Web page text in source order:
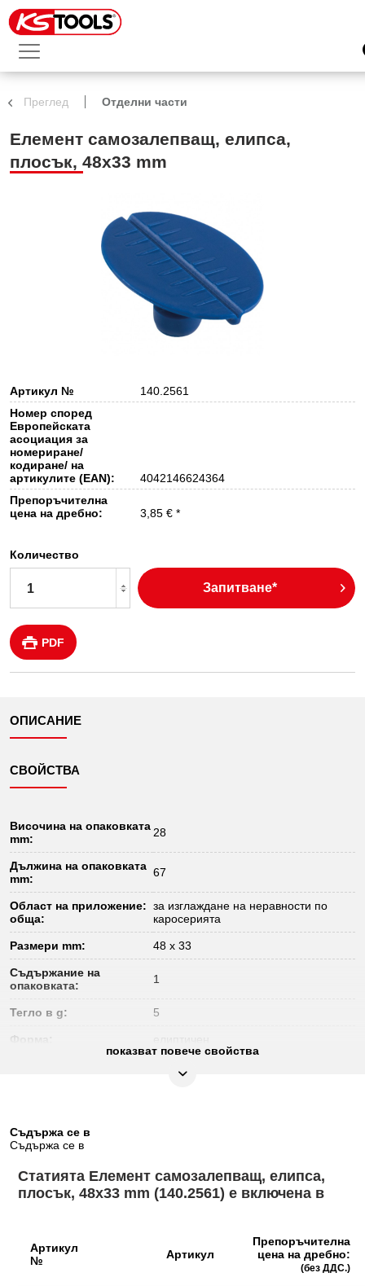
Преглед Отделни части
Елемент самозалепващ, елипса,
плосък, 48х33 mm
Артикул №
140.2561
Номер според
Европейската
асоциация за
номериране/
кодиране/ на
артикулите (EAN):
4042146624364
Препоръчителна
цена на дребно:
3,85 € *
Количество
Запитване*
PDF
ОПИСАНИЕ
СВОЙСТВА
Височина на опаковката
mm:
28
Дължина на опаковката
mm:
67
Област на приложение:
обща:
за изглаждане на неравности по
каросерията
Размери mm: 48 x 33
Съдържание на
опаковката:
1
Тегло в g: 5
Форма:
показват повече свойства
Съдържа се в
Съдържа се в
Статията Елемент самозалепващ, елипса,
плосък, 48х33 mm (140.2561) е включена в
Артикул
№
Артикул
Препоръчителна
цена на дребно:
(без ДДС.)